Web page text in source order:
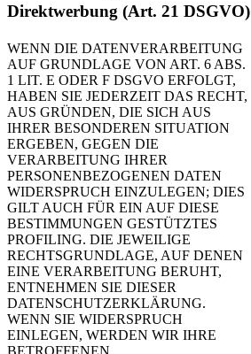
Direktwerbung (Art. 21 DSGVO)
WENN DIE DATENVERARBEITUNG
AUF GRUNDLAGE VON ART. 6 ABS.
1 LIT. E ODER F DSGVO ERFOLGT,
HABEN SIE JEDERZEIT DAS RECHT,
AUS GRÜNDEN, DIE SICH AUS
IHRER BESONDEREN SITUATION
ERGEBEN, GEGEN DIE
VERARBEITUNG IHRER
PERSONENBEZOGENEN DATEN
WIDERSPRUCH EINZULEGEN; DIES
GILT AUCH FÜR EIN AUF DIESE
BESTIMMUNGEN GESTÜTZTES
PROFILING. DIE JEWEILIGE
RECHTSGRUNDLAGE, AUF DENEN
EINE VERARBEITUNG BERUHT,
ENTNEHMEN SIE DIESER
DATENSCHUTZERKLÄRUNG.
WENN SIE WIDERSPRUCH
EINLEGEN, WERDEN WIR IHRE
BETROFFENEN